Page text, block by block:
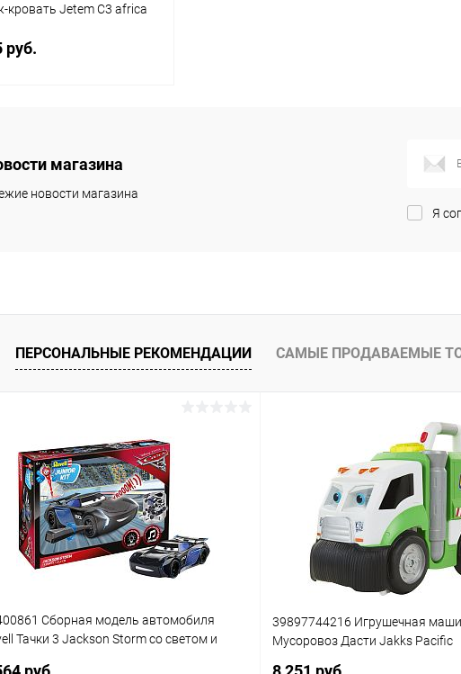
кровать Jetem C3 africa
руб.
в 1 клик Сравнение
Недоступно
магазина
новости магазина
Я
ПЕРСОНАЛЬНЫЕ РЕКОМЕНДАЦИИ САМЫЕ ПРОДАВАЕМЫЕ
Сборная модель автомобиля
Тачки 3 Jackson Storm со светом и
39897744216 Игрушечная
Мусоровоз Дасти Jakks Pacific